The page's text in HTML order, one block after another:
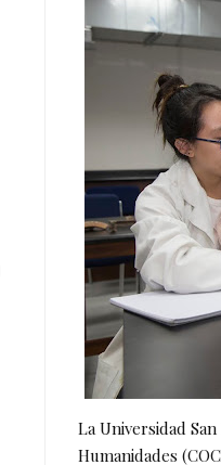
La Universidad
Humanidades